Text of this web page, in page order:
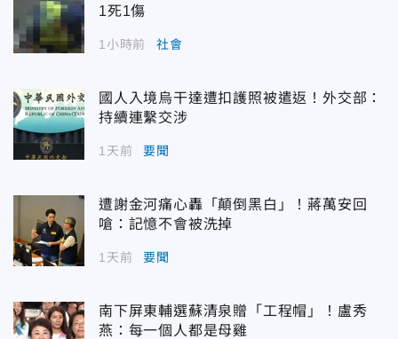
1死1傷
1小時前 社會
國人入境烏干達遭扣護照被遣返！外交部：
持續連繫交涉
1天前 要聞
遭謝金河痛心轟「顛倒黑白」！蔣萬安回
嗆：記憶不會被洗掉
1天前 要聞
南下屏東輔選蘇清泉贈「工程帽」！盧秀
燕：每一個人都是母雞